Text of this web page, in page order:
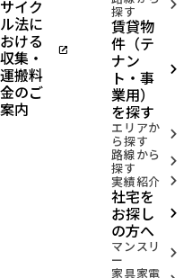
1
号
地
location_on 宮
城
県
仙
台
市
泉
区
長
命
ケ
丘4
丁
目
directions_walk
仙
台
175.19m²
サイク
ル法に
おける
収集・
運搬料
金のご
案内
open_in_new
探す arrow_forward_ios
賃貸物
件（テ
ナン
ト・事
業用）
を探す
arrow_forward_ios
エリアか
ら探す arrow_forward_ios
路線から
探す arrow_forward_ios
実績紹介 arrow_forward_ios
社宅を
お探し
の方へ
arrow_forward_ios
マンスリ
ー arrow_forward_ios
家具家電